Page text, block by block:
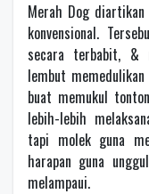
Merah Dog
konvensional.
secara terbabit, &
lembut
buat memukul
lebih-lebih
tapi molek guna
harapan guna
melampaui.